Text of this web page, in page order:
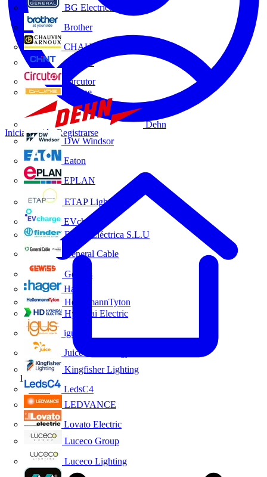
BG Electrical
Brother
CHAUVIN ARNOUX
CHINT
Circutor
D-Line
Dehn
DW Windsor
Eaton
EPLAN
ETAP Lighting
EVcharge
Finder Eléctrica S.L.U
General Cable
Gewiss
Hager
HellermannTyton
Hyundai Electric
igus
Juice Technology
Kingfisher Lighting
LedsC4
LEDVANCE
Lovato Electric
Luceco Group
Luceco Lighting
Iniciar sesión Registrarse
Inicio